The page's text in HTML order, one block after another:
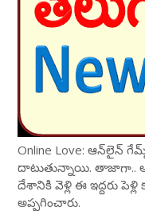
Online Love: ఆన్‌లైన్‌
దాటుతున్నాయి. తాజాగా..
దేశానికి వెళ్లి ఈ ఇద్దరు
అప్పగించారు.